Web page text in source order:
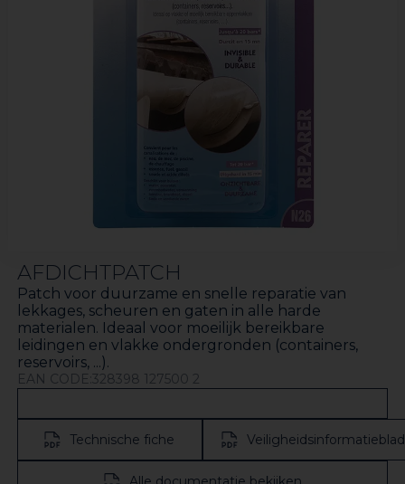
AFDICHTPATCH
Patch voor duurzame en snelle reparatie van
lekkages, scheuren en gaten in alle harde
materialen. Ideaal voor moeilijk bereikbare
leidingen en vlakke ondergronden (containers,
reservoirs, ...).
EAN CODE:328398 127500 2
Technische fiche Veiligheidsinformatieblad